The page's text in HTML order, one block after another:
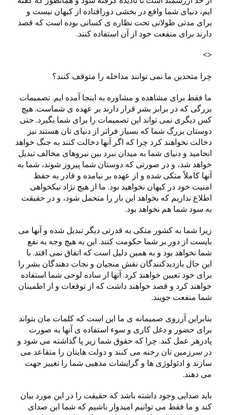
ایم، دنیای شما واقع در بخشی دورافتاده از کیهان نیست و
برای مدتی طولانی تحت نظاره ی کسانی بوده است که قصد
دارند برای منفعت خود از آن استفاده کنند.
<>
چرا متحدین ما نمی توانند مداخله را متوقف کنند؟
ما فقط برای مشاهده و مشاوره به اینجا آمده ایم. تصمیمات
بزرگی که در برابر بشر قرار دارند بر عهده ی شماست. هیچ
کس دیگری نمی تواند این تصمیمات را برای شما بگیرد. حتی
دوستان بزرگ شما که بسیار فراتر از دنیای تان هستند نیز
دخالت نخواهند کرد چرا که اگر آنها دخالت کنند به جنگ خواهد
انجامید و دنیای شما به میدان نبرد بین نیروهای مخالف تبدیل
خواهد شد، و در صورتی که دوستان شما پیروز شوند، شما به
آنها کاملاً متکی شده و از عهده بر نیامده و قادر به حفظ
امنیت خود در کیهان نخواهید بود. ما از هیچ نژاد نیکخواهی
اطلاع نداریم که بخواهد این بار را متحمل شود، و در حقیقت
به سود شما هم نخواهد بود.
زیرا شما به کشور متکی به قدرتی دیگر تبدیل شده و آنها می
بایست از دور بر شما حکومت کنند. این به هیچ وجه به نفع
شما نخواهد بود و به همین دلیل است که اتفاق نمی افتد. با
این حال بازدیدکنندگان نقش منجیان و نجات دهندگان بشر را
برای خود تعیین خواهند کرد. آنها از ساده لوحی شما استفاده
خواهند کرد و قصد خواهند داشت که از توقعات و از اطمینان
شما منفعت جویند.
بنابراین آرزوی صمیمانه ی ما این است که کلمات مان بتواند
برای حضور و دغل کاری و سوء استفاده ی آنها به صورت
پادزهر عمل کند. چرا که حقوق شما زیر پا گذاشته می شود و
در سرزمین تان رخنه می کنند و دولت هایتان را متقاعد می
سازند و ادئولوژی ها و گرایشات مذهبی شما را تغییر جهت
می دهند.
باید صدایی وجود داشته باشد که حقیقت را در این مورد بیان
کند و ما فقط می توانیم امیدوار باشیم که شما این صدای